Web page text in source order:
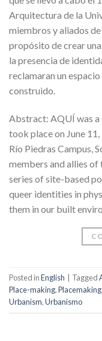
Arquitectura de la
miembros y aliados
propósito de crear
la presencia de
reclamaran un
construido.
Abstract: AQUÍ was a
took place on June
Río Piedras Campus,
members and allies
series of site-based
queer identities in
them in our built
Posted inEnglish Tagged
Place-making,Placemaking,
Urbanism,Urbanismo